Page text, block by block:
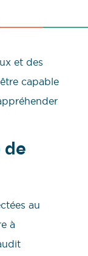
et des
capable
de
au
à